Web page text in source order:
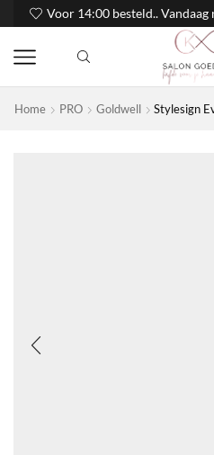
Voor 14:00 besteld.. Vandaag
Home PRO Goldwell Stylesign